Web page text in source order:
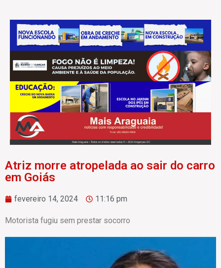
Atriz morre atropelada ao sair do carro
em Goiás
fevereiro 14, 2024 11:16 pm
Motorista fugiu sem prestar socorro